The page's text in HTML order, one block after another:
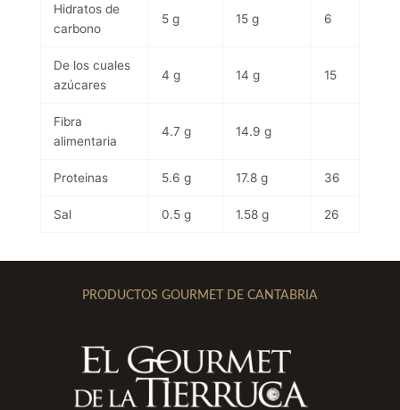
Hidratos de
carbono
5 g 15 g 6
De los cuales
azúcares
4 g 14 g 15
Fibra
alimentaria
4.7 g 14.9 g
Proteinas 5.6 g 17.8 g 36
Sal 0.5 g 1.58 g 26
PRODUCTOS GOURMET DE CANTABRIA